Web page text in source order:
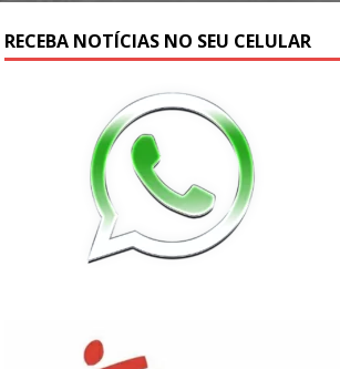
RECEBA NOTÍCIAS NO SEU CELULAR